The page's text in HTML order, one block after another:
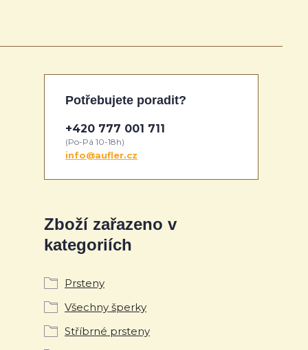
Zboží zařazeno v
kategoriích
Prsteny
Všechny šperky
Stříbrné prsteny
Potřebujete poradit?
+420 777 001 711
(Po-Pá 10-18h)
info@aufler.cz